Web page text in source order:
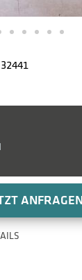
ANFRAGEN